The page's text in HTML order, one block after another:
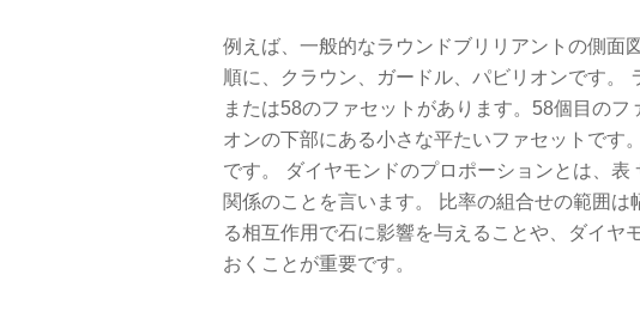
例えば、一般的なラウンドブリリアントの側面
順に、クラウン、ガードル、パビリオンです。
または58のファセットがあります。58個目の
オンの下部にある小さな平たいファセットです
です。 ダイヤモンドのプロポーションとは、
関係のことを言います。 比率の組合せの範囲
る相互作用で石に影響を与えることや、ダイヤ
おくことが重要です。